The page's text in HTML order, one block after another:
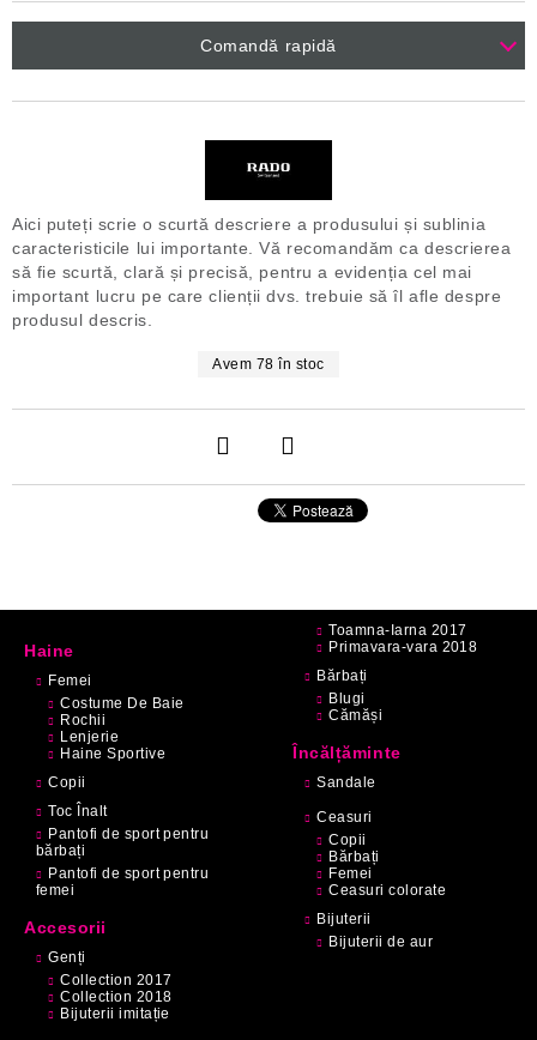
Aici puteți scrie o scurtă descriere a produsului și sublinia
caracteristicile lui importante. Vă recomandăm ca descrierea
să fie scurtă, clară și precisă, pentru a evidenția cel mai
important lucru pe care clienții dvs. trebuie să îl afle despre
produsul descris.
Avem 78în stoc
Comandă rapidă
Haine
Femei
Costume De Baie
Rochii
Lenjerie
Haine Sportive
Copii
Toamna-Iarna 2017
Primavara-vara 2018
Bărbați
Blugi
Cămăși
Încălțăminte
Sandale
Toc Înalt
Pantofi de sport pentru
bărbați
Pantofi de sport pentru
femei
Accesorii
Genți
Collection 2017
Collection 2018
Ceasuri
Copii
Bărbați
Femei
Ceasuri colorate
Bijuterii
Bijuterii de aur
Bijuterii imitație